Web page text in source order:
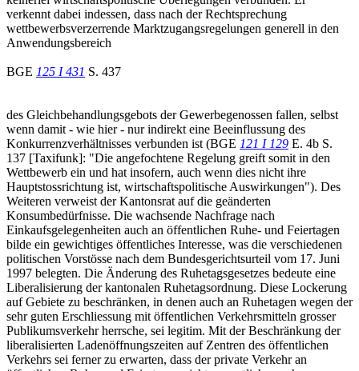
verkennt dabei indessen, dass nach der Rechtsprechung
wettbewerbsverzerrende Marktzugangsregelungen generell in den
Anwendungsbereich
BGE 125 I 431 S. 437
des Gleichbehandlungsgebots der Gewerbegenossen fallen, selbst
wenn damit - wie hier - nur indirekt eine Beeinflussung des
Konkurrenzverhältnisses verbunden ist (BGE 121 I 129 E. 4b S.
137 [Taxifunk]: "Die angefochtene Regelung greift somit in den
Wettbewerb ein und hat insofern, auch wenn dies nicht ihre
Hauptstossrichtung ist, wirtschaftspolitische Auswirkungen"). Des
Weiteren verweist der Kantonsrat auf die geänderten
Konsumbedürfnisse. Die wachsende Nachfrage nach
Einkaufsgelegenheiten auch an öffentlichen Ruhe- und Feiertagen
bilde ein gewichtiges öffentliches Interesse, was die verschiedenen
politischen Vorstösse nach dem Bundesgerichtsurteil vom 17. Juni
1997 belegten. Die Änderung des Ruhetagsgesetzes bedeute eine
Liberalisierung der kantonalen Ruhetagsordnung. Diese Lockerung
auf Gebiete zu beschränken, in denen auch an Ruhetagen wegen der
sehr guten Erschliessung mit öffentlichen Verkehrsmitteln grosser
Publikumsverkehr herrsche, sei legitim. Mit der Beschränkung der
liberalisierten Ladenöffnungszeiten auf Zentren des öffentlichen
Verkehrs sei ferner zu erwarten, dass der private Verkehr an